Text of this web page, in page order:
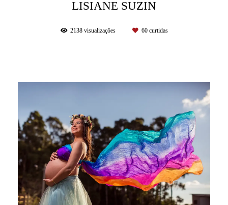
LISIANE SUZIN
2138visualizações 60curtidas